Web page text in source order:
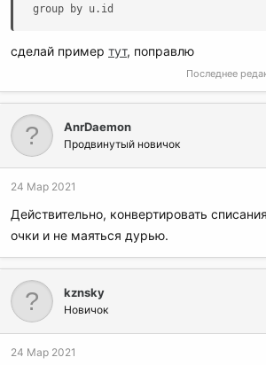
group by u.id
сделай пример тут, поправлю
Последнее
AnrDaemon
Продвинутый новичок
24 Мар 2021
Действительно, конвертировать
очки и не маяться дурью.
kznsky
Новичок
24 Мар 2021